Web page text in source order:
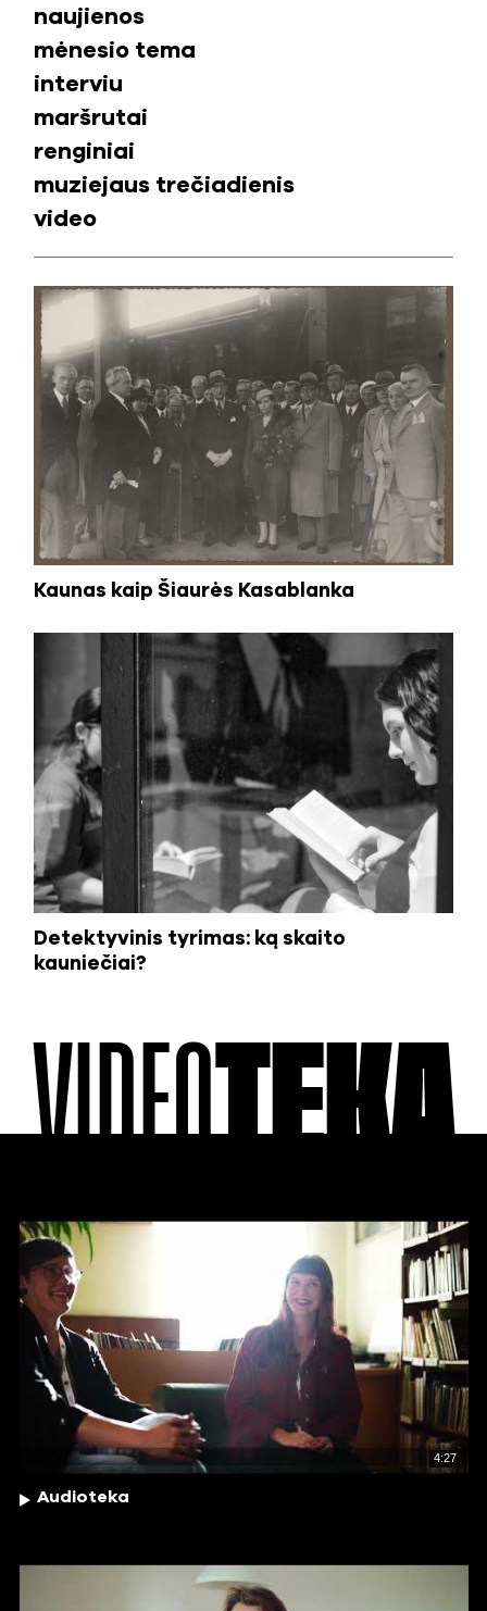
Kaunas kaip Šiaurės Kasablanka
Detektyvinis tyrimas: ką skaito
kauniečiai?
naujienos
mėnesio tema
interviu
maršrutai
renginiai
muziejaus trečiadienis
video
VIDEOTEKA
4:27
Audioteka